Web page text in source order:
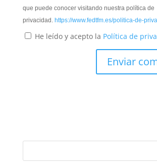
que puede conocer visitando nuestra política de
privacidad. https://www.fedtfm.es/politica-de-
He leído y acepto la Política de